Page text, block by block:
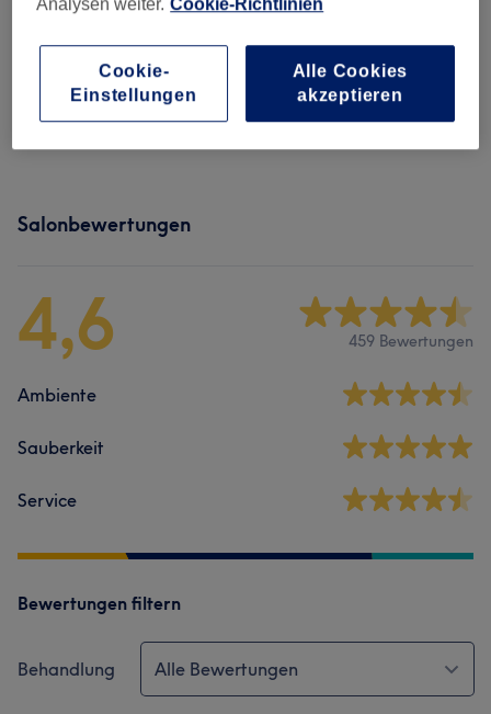
Gesichtsbehandlungen ab 69 €
Salonbewertungen
4,6 459 Bewertungen
Ambiente
Sauberkeit
Service
Bewertungen filtern
Behandlung Alle Bewertungen
Analysen weiter. Cookie-Richtlinien
Cookie-
Einstellungen
Alle Cookies
akzeptieren